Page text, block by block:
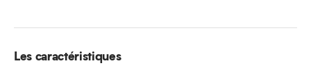
Les caractéristiques